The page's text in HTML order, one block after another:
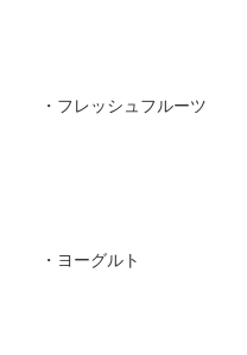
・フレッシュフルーツ
・ヨーグルト